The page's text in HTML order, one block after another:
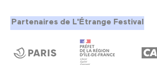
Partenaires de L'Étrange Festival